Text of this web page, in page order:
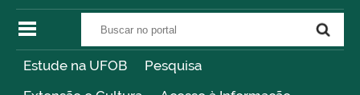
Estude na UFOB
Pesquisa